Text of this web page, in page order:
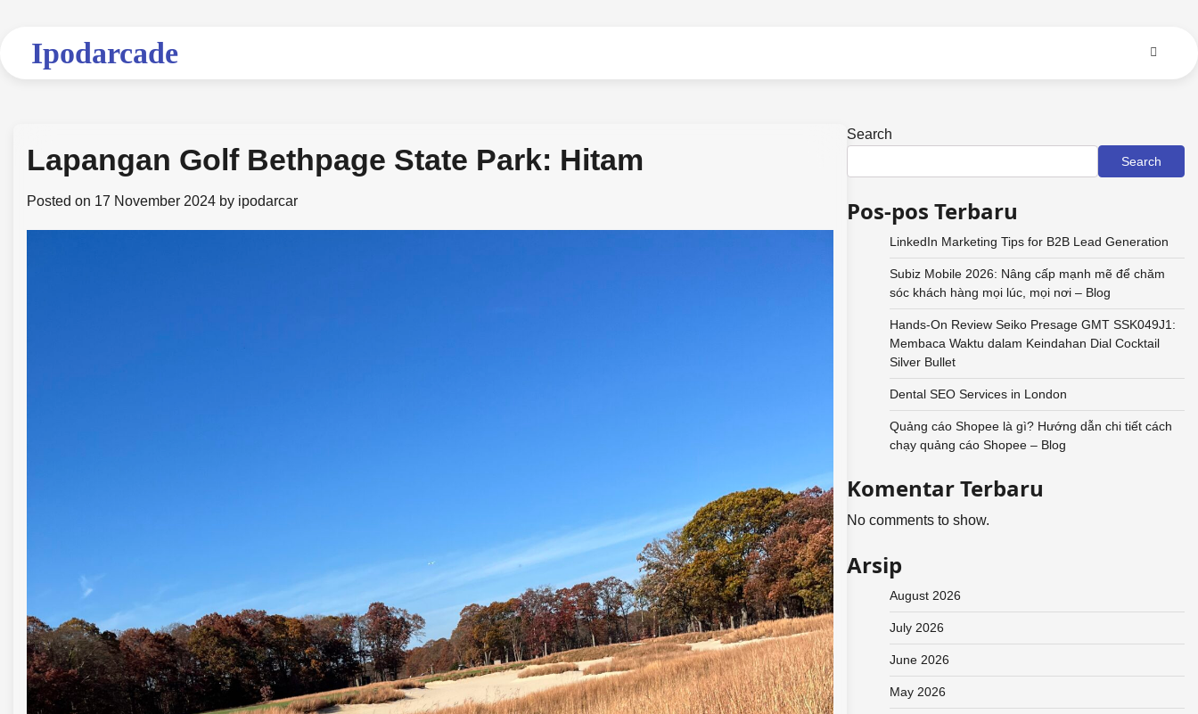
contentIpodarcade
Lapangan Golf Bethpage State Park: Hitam
Posted on 17 November 2024 by ipodarcar
Search
Search
Pos-pos Terbaru
LinkedIn Marketing Tips for B2B Lead Generation
Subiz Mobile 2026: Nâng cấp mạnh mẽ để chăm
sóc khách hàng mọi lúc, mọi nơi – Blog
Hands-On Review Seiko Presage GMT SSK049J1:
Membaca Waktu dalam Keindahan Dial Cocktail
Silver Bullet
Dental SEO Services in London
Quảng cáo Shopee là gì? Hướng dẫn chi tiết cách
chạy quảng cáo Shopee – Blog
Komentar Terbaru
No comments to show.
Arsip
August 2026
July 2026
June 2026
May 2026